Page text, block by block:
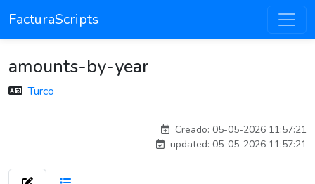
FacturaScripts
amounts-by-year
Turco
Creado: 05-05-2026 11:57:21
updated: 05-05-2026 11:57:21